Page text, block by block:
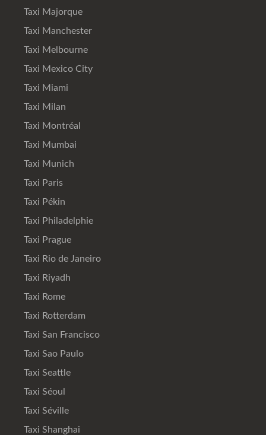
Taxi Majorque
Taxi Manchester
Taxi Melbourne
Taxi Mexico City
Taxi Miami
Taxi Milan
Taxi Montréal
Taxi Mumbai
Taxi Munich
Taxi Paris
Taxi Pékin
Taxi Philadelphie
Taxi Prague
Taxi Rio de Janeiro
Taxi Riyadh
Taxi Rome
Taxi Rotterdam
Taxi San Francisco
Taxi Sao Paulo
Taxi Seattle
Taxi Séoul
Taxi Séville
Taxi Shanghai